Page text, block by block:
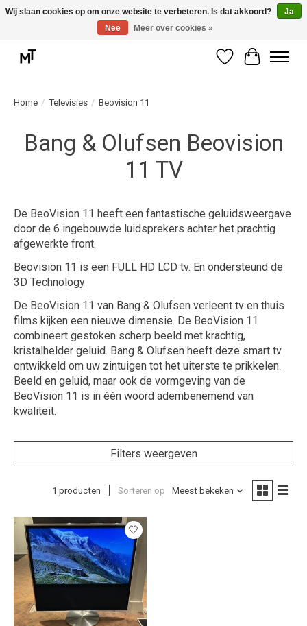
Deskundige installatie of montage nodig? Vraag ons naar de mogelijkheden.
Verlanglijst
Home / Televisies / Beovision 11
Bang & Olufsen Beovision
11 TV
De BeoVision 11 heeft een fantastische geluidsweergave
door de 6 ingebouwde luidsprekers achter het prachtig
afgewerkte front.
Beovision 11 is een FULL HD LCD tv. En ondersteund de
3D Technology
De BeoVision 11 van Bang & Olufsen verleent tv en thuis
films kijken een nieuwe dimensie. De BeoVision 11
combineert gestoken scherp beeld met krachtig,
kristalhelder geluid. Bang & Olufsen heeft deze smart tv
ontwikkeld om uw zintuigen tot het uiterste te prikkelen.
Beeld en geluid, maar ook de vormgeving van de
BeoVision 11 is in één woord adembenemend van
kwaliteit.
Filters weergeven
1 producten Sorteren op Meest bekeken
Wij slaan cookies op om onze website te verbeteren. Is dat akkoord?
Ja
Nee
Meer over cookies »